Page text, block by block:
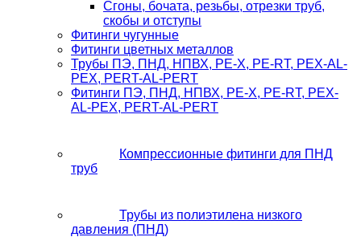
Сгоны, бочата, резьбы, отрезки труб,
скобы и отступы
Фитинги чугунные
Фитинги цветных металлов
Трубы ПЭ, ПНД, НПВХ, PE-X, PE-RT, PEX-AL-
PEX, PERT-AL-PERT
Фитинги ПЭ, ПНД, НПВХ, PE-X, PE-RT, PEX-
AL-PEX, PERT-AL-PERT
Компрессионные фитинги для ПНД
труб
Трубы из полиэтилена низкого
давления (ПНД)